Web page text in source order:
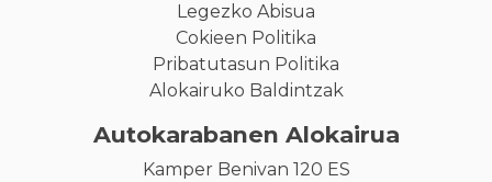
Legezko Abisua
Cokieen Politika
Pribatutasun Politika
Alokairuko Baldintzak
Autokarabanen Alokairua
Kamper Benivan 120 ES